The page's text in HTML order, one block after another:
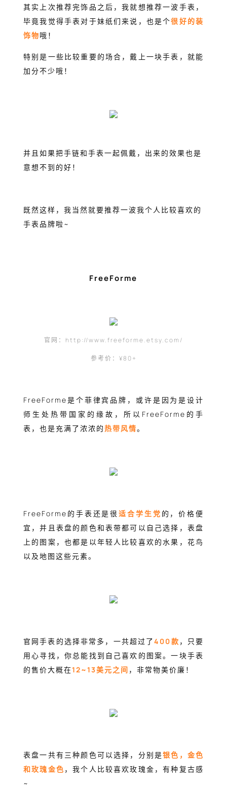
其实上次推荐完饰品之后，我就想推荐一波手表，
毕竟我觉得手表对于妹纸们来说，也是个很好的装
饰物哦！
特别是一些比较重要的场合，戴上一块手表，就能
加分不少哦！
并且如果把手链和手表一起佩戴，出来的效果也是
意想不到的好！
既然这样，我当然就要推荐一波我个人比较喜欢的
手表品牌啦~
FreeForme
官网：http://www.freeforme.etsy.com/
参考价：¥80+
FreeForme是个菲律宾品牌，或许是因为是设计
师生处热带国家的缘故，所以FreeForme的手
表，也是充满了浓浓的热带风情。
FreeForme的手表还是很适合学生党 的，价格便
宜，并且表盘的颜色和表带都可以自己选择，表盘
上的图案，也都是以年轻人比较喜欢的水果，花鸟
以及地图这些元素。
官网手表的选择非常多，一共超过了400款 ，只要
用心寻找，你总能找到自己喜欢的图案。一块手表
的售价大概在12~13美元之间 ，非常物美价廉！
表盘一共有三种颜色可以选择，分别是银色，金色
和玫瑰金色 ，我个人比较喜欢玫瑰金，有种复古感
~